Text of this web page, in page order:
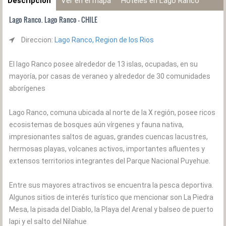
Lago Ranco. Lago Ranco - CHILE
Direccion: Lago Ranco, Region de los Rios
El lago Ranco posee alrededor de 13 islas, ocupadas, en su
mayoría, por casas de veraneo y alrededor de 30 comunidades
aborígenes
Lago Ranco, comuna ubicada al norte de la X región, posee ricos
ecosistemas de bosques aún vírgenes y fauna nativa,
impresionantes saltos de aguas, grandes cuencas lacustres,
hermosas playas, volcanes activos, importantes afluentes y
extensos territorios integrantes del Parque Nacional Puyehue.
Entre sus mayores atractivos se encuentra la pesca deportiva.
Algunos sitios de interés turístico que mencionar son La Piedra
Mesa, la pisada del Diablo, la Playa del Arenal y balseo de puerto
lapi y el salto del Nilahue